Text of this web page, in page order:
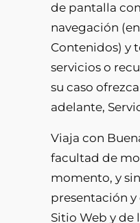
de pantalla
navegación
Contenidos) y
servicios o
su caso
adelante,
Viaja con
facultad de
momento, y
presentación
Sitio Web y de